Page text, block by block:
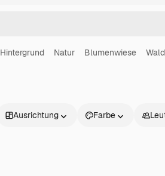
Hintergrund Natur Blumenwiese Wald
Ausrichtung Farbe